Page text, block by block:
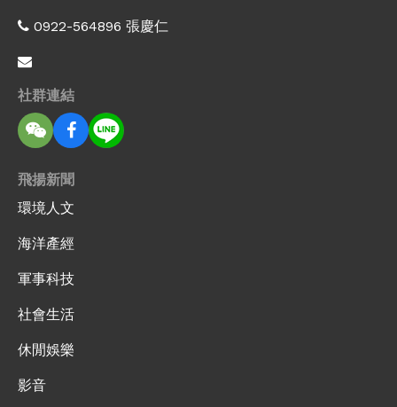
0922-564896 張慶仁
社群連結
飛揚新聞
環境人文
海洋產經
軍事科技
社會生活
休閒娛樂
影音